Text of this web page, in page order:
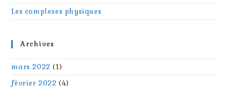
Les complexes physiques
Archives
mars 2022 (1)
février 2022 (4)